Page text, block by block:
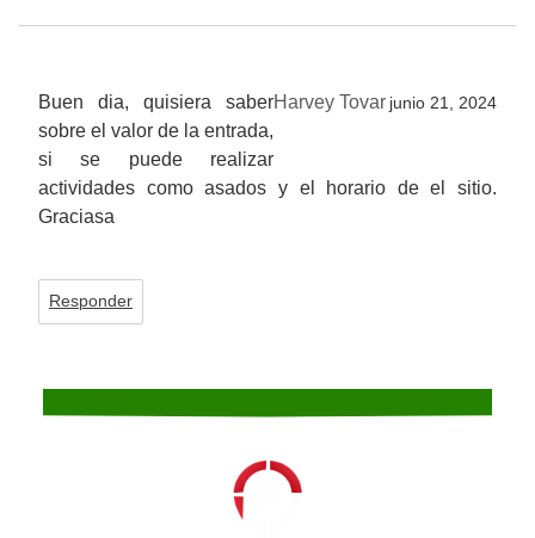
Harvey Tovar junio 21, 2024
Buen dia, quisiera saber
sobre el valor de la entrada,
si se puede realizar
actividades como asados y el horario de el sitio.
Graciasa
Responder